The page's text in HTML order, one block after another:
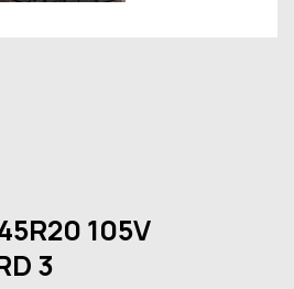
105V
3